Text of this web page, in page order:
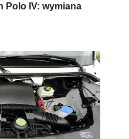
Polo IV: wymiana